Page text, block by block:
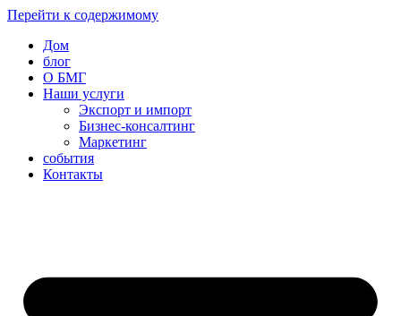
Перейти к содержимому
Дом
блог
О БМГ
Наши услуги
Экспорт и импорт
Бизнес-консалтинг
Маркетинг
события
Контакты